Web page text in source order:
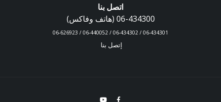
اتصل بنا
06-434300 (هاتف وفاكس)
06-434301 / 06-434302 / 06-440052 / 06-626923
إتصل بنا